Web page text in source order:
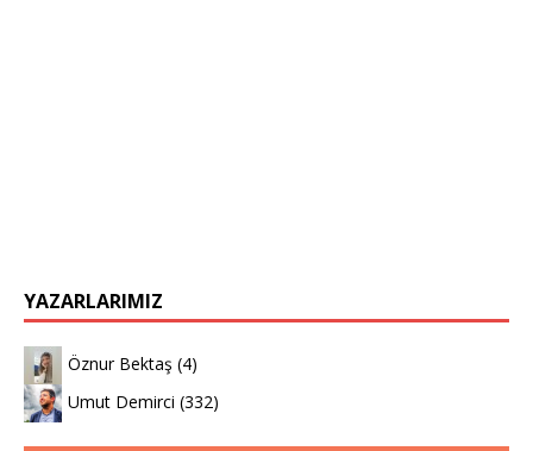
YAZARLARIMIZ
Öznur Bektaş (4)
Umut Demirci (332)